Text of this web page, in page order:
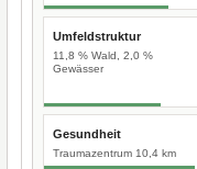
Umfeldstruktur
11,8 % Wald, 2,0 %
Gewässer
Gesundheit
Traumazentrum 10,4 km